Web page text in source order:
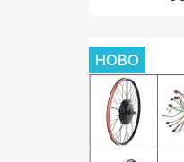
НОВО